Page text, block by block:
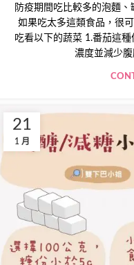
防疫期間吃比較多的泡麵
如果吃太多這類食品，很
吃看以下的蔬菜 1.番茄這
濃度並減少
21
1 月